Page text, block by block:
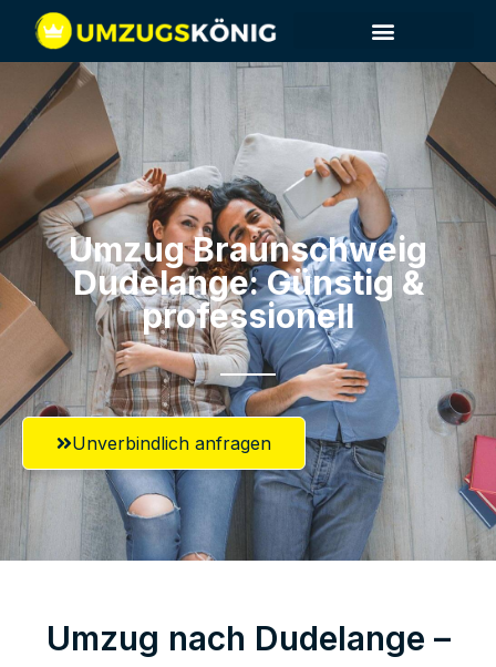
Umzug Braunschweig​
Dudelange: Günstig &
professionell​
Unverbindlich anfragen
Umzug nach Dudelange –